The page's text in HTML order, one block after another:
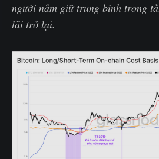
người nắm giữ trung bình trong
lãi trở lại.